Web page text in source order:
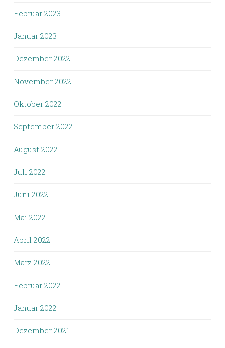
Februar 2023
Januar 2023
Dezember 2022
November 2022
Oktober 2022
September 2022
August 2022
Juli 2022
Juni 2022
Mai 2022
April 2022
März 2022
Februar 2022
Januar 2022
Dezember 2021